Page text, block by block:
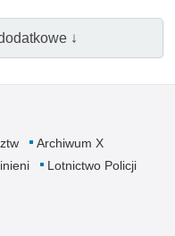
↓
Archiwum X
Lotnictwo Policji